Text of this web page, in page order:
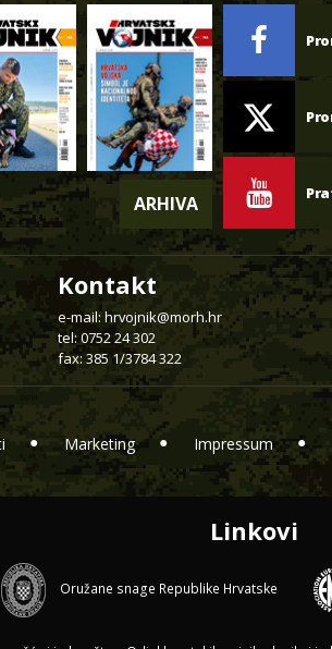
ARHIVA
Kontakt
e-mail: hrvojnik@morh.hr
tel: 0752 24 302
fax: 385 1/3784 322
Marketing Impressum
Linkovi
Oružane snage Republike Hrvatske